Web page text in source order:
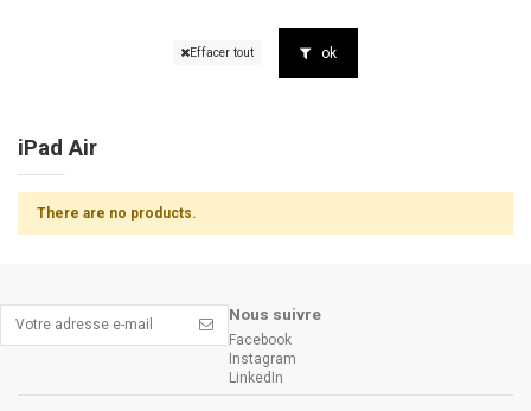
iPad Air
There are no products.
Effacer tout ok
Nous suivre
Facebook
Instagram
LinkedIn